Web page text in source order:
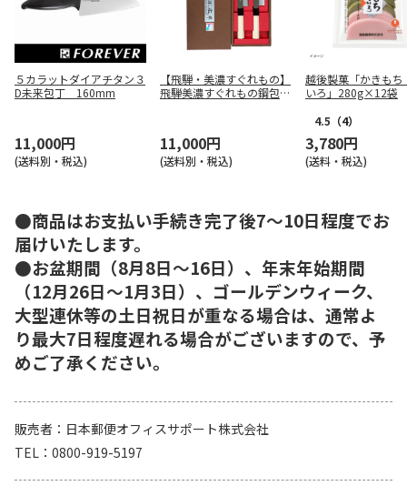
５カラットダイアチタン３
D未来包丁 160mm
11,000円
(送料別・税込)
【飛騨・美濃すぐれもの】
飛騨美濃すぐれもの鋼包丁
11,000円
(送料別・税込)
越後製菓「かきもち
いろ」280g×12袋
4.5 （4）
3,780円
(送料・税込)
●商品はお支払い手続き完了後7～10日程度でお
届けいたします。
●お盆期間（8月8日～16日）、年末年始期間
（12月26日～1月3日）、ゴールデンウィーク、
大型連休等の土日祝日が重なる場合は、通常よ
り最大7日程度遅れる場合がございますので、予
めご了承ください。
販売者
日本郵便オフィスサポート株式会社
TEL
0800-919-5197